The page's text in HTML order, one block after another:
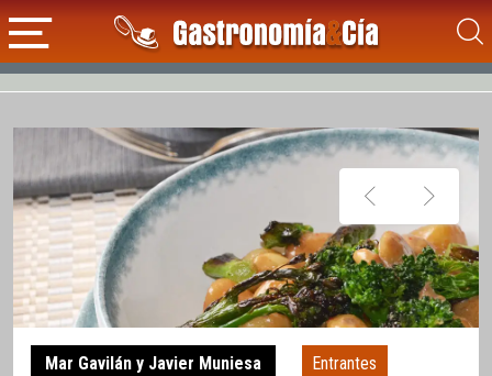
Mar Gavilán y Javier Muniesa Entrantes